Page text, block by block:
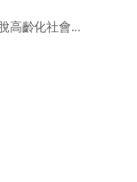
高齡化社會...